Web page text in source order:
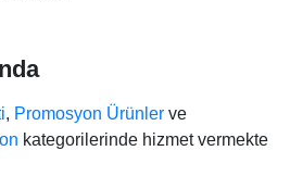
, Promosyon Ürünler ve
kategorilerinde hizmet vermekte